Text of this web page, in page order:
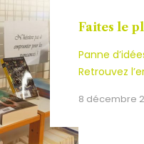
Faites le
Panne
Retrouvez
8 décembre